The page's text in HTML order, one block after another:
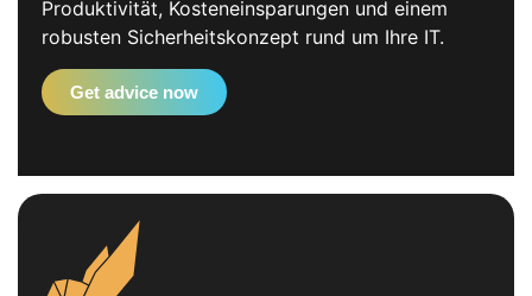
Produktivität, Kosteneinsparungen und einem
robusten Sicherheitskonzept rund um Ihre IT.
Get advice now